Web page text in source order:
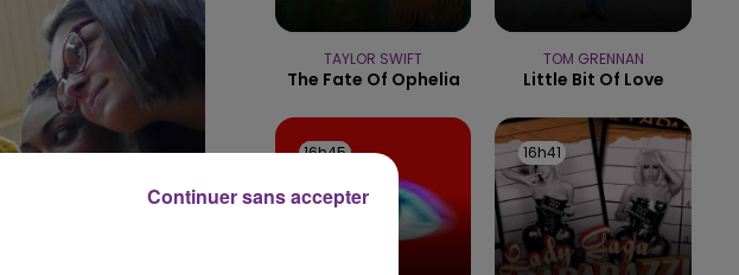
FM
19h15 - 20h00
LA RADIO POP
TAYLOR SWIFT
The Fate Of Ophelia
TOM GRENNAN
Little Bit Of Love
16h45
16h45 16h41
16h41
Continuer sans accepter